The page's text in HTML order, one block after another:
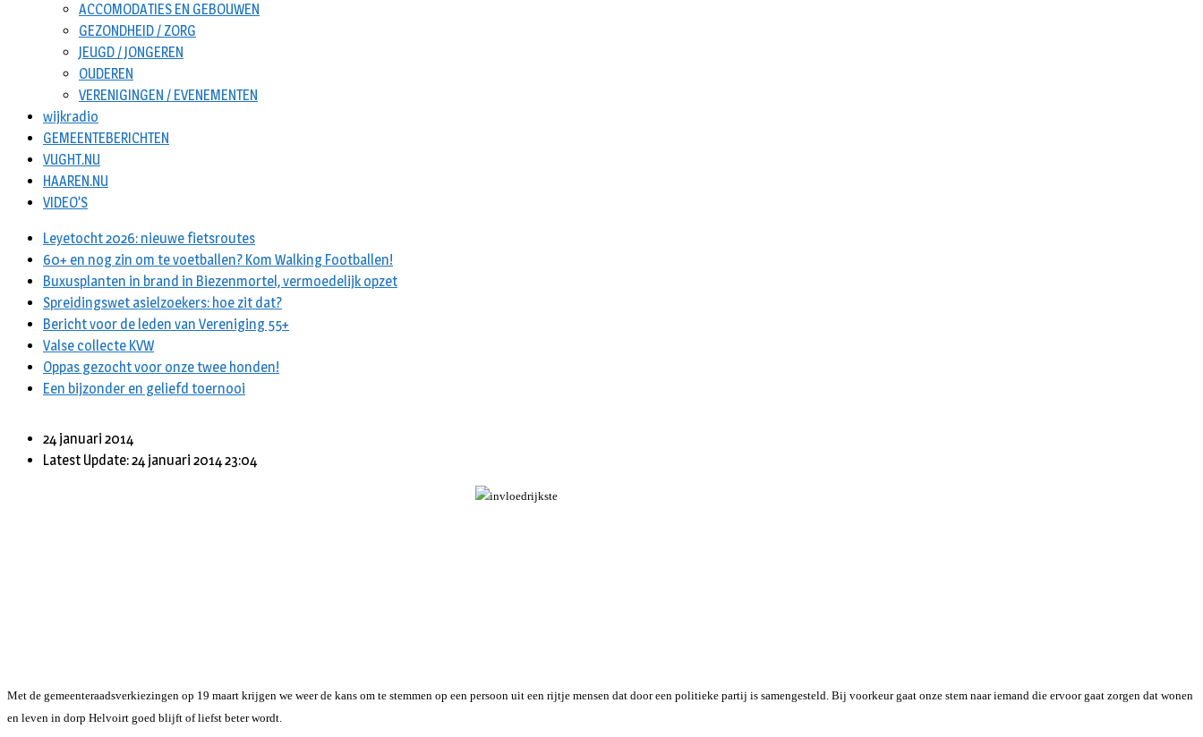
ACCOMODATIES EN GEBOUWEN
GEZONDHEID / ZORG
JEUGD / JONGEREN
OUDEREN
VERENIGINGEN / EVENEMENTEN
wijkradio
GEMEENTEBERICHTEN
VUGHT.NU
HAAREN.NU
VIDEO’S
Leyetocht 2026: nieuwe fietsroutes
60+ en nog zin om te voetballen? Kom Walking Footballen!
Buxusplanten in brand in Biezenmortel, vermoedelijk opzet
Spreidingswet asielzoekers: hoe zit dat?
Bericht voor de leden van Vereniging 55+
Valse collecte KVW
Oppas gezocht voor onze twee honden!
Een bijzonder en geliefd toernooi
24 januari 2014
Latest Update: 24 januari 2014 23:04
Met de gemeenteraadsverkiezingen op 19 maart krijgen we weer de kans om te stemmen op een persoon uit een rijtje mensen dat door een politieke partij is samengesteld. Bij voorkeur gaat onze stem naar iemand die ervoor gaat zorgen dat wonen
en leven in dorp Helvoirt goed blijft of liefst beter wordt.